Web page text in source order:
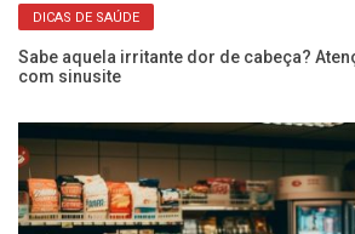
DICAS DE SAÚDE
Sabe aquela irritante dor de cabeça?
com sinusite